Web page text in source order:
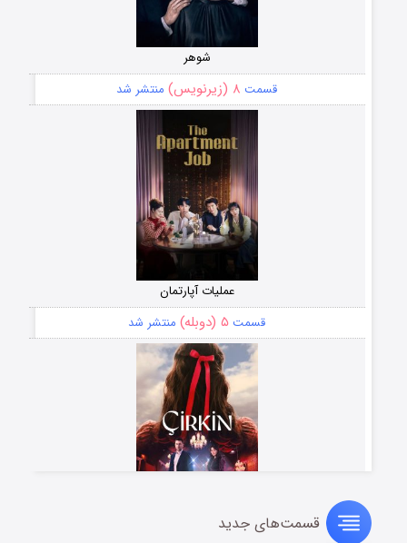
شوهر
قسمت ۸ (زیرنویس) منتشر شد
عملیات آپارتمان
قسمت ۵ (دوبله) منتشر شد
سریال زشتقسمت‌های جدید